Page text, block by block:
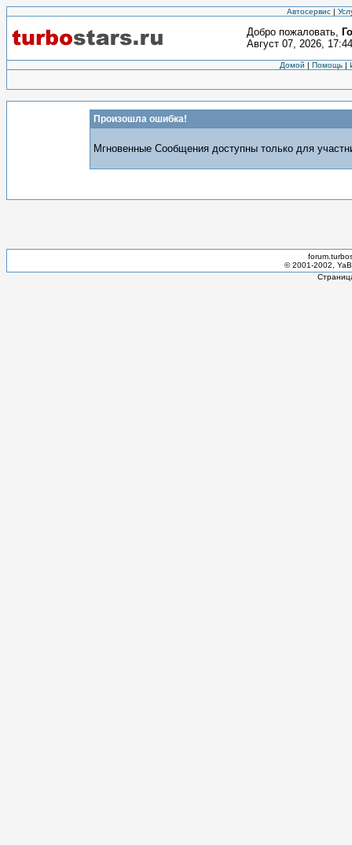
Автосервис |
Добро пожаловать,
Август 07, 2026,
Домой | Помощь |
Произошла ошибка!
Мгновенные Сообщения доступны только для
© 2001-2002,